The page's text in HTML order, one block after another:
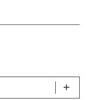
+